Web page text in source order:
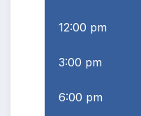
12:00 pm
3:00 pm
6:00 pm